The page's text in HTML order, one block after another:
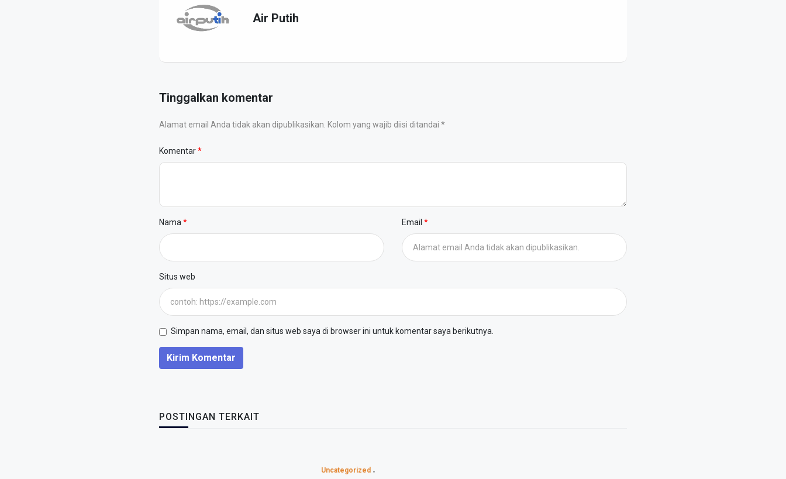
Air Putih
Tinggalkan komentar
Alamat email Anda tidak akan dipublikasikan. Kolom yang wajib diisi ditandai *
Komentar
Nama Email
Situs web
Simpan nama, email, dan situs web saya di browser ini untuk komentar saya berikutnya.
Kirim Komentar
POSTINGAN TERKAIT
Uncategorized